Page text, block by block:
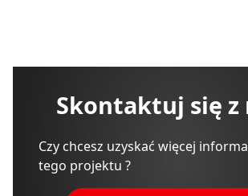
Skontaktuj się z
Czy chcesz uzyskać więcej
tego projektu ?